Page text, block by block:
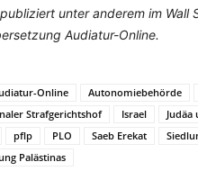
unter anderem im Wall
Audiatur-Online.
Online Autonomiebehörde
Strafgerichtshof Israel Judäa
pflp PLO Saeb Erekat
Palästinas